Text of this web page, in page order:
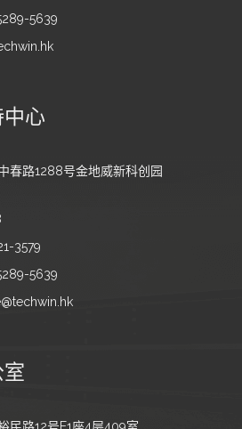
5639
心
春路1288号金地威新科创园
3579
5639